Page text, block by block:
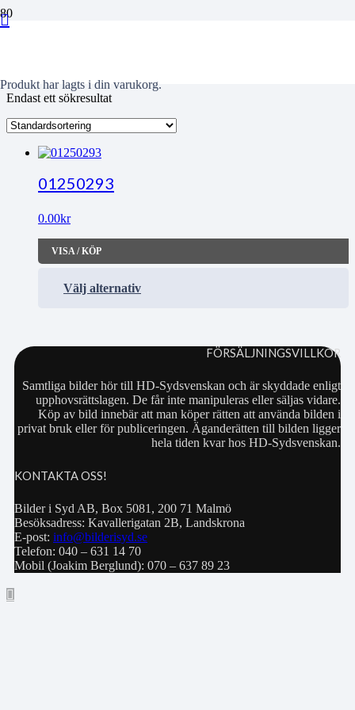
Produkt har lagts i din varukorg.
Endast ett sökresultat
01250293
0.00kr
VISA / KÖP
Välj alternativ
FÖRSÄLJNINGSVILLKOR
Samtliga bilder hör till HD-Sydsvenskan och är skyddade enligt
upphovsrättslagen. De får inte manipuleras eller säljas vidare.
Köp av bild innebär att man köper rätten att använda bilden i
privat bruk eller för publiceringen. Äganderätten till bilden ligger
hela tiden kvar hos HD-Sydsvenskan.
KONTAKTA OSS!
Bilder i Syd AB, Box 5081, 200 71 Malmö
Besöksadress: Kavallerigatan 2B, Landskrona
E-post: info@bilderisyd.se
Telefon: 040 – 631 14 70
Mobil (Joakim Berglund): 070 – 637 89 23